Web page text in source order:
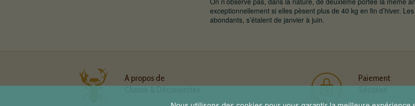
exceptionnellement si elles pèsent plus de 40 kg en fin d’hiver.
abondants, s’étalent de janvier à juin.
A propos de
Paiement